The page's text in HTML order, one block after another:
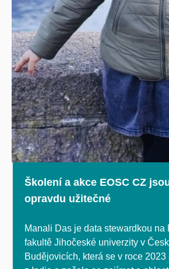
Školení a akce EOSC CZ
opravdu užitečné
Manali Das je data stewardkou na
fakultě Jihočeské univerzity v
Budějovicích, která se v roce 2023